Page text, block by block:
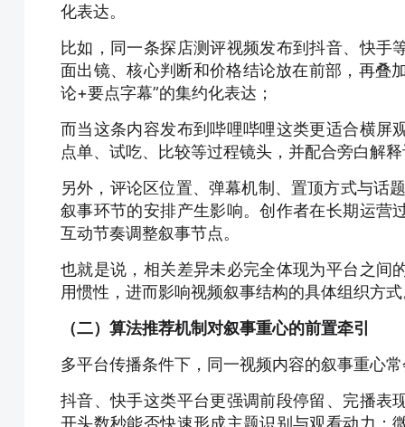
化表达。
比如，同一条探店测评视频发布到抖音、快
面出镜、核心判断和价格结论放在前部，再叠
论+要点字幕”的集约化表达；
而当这条内容发布到哔哩哔哩这类更适合横屏
点单、试吃、比较等过程镜头，并配合旁白解
另外，评论区位置、弹幕机制、置顶方式与话
叙事环节的安排产生影响。创作者在长期运营
互动节奏调整叙事节点。
也就是说， 相关差异未必完全体现为平台之间
用惯性，进而影响视频叙事结构的具体组织方
（二）算法推荐机制对叙事重心的前置牵引
多平台传播条件下，同一视频内容的叙事重心
抖音、快手这类平台更强调前段停留、完播表